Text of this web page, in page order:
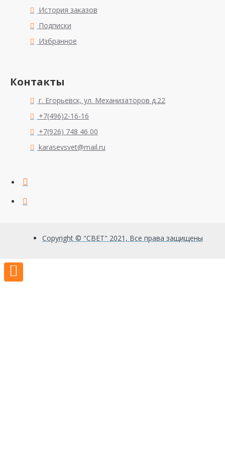
История заказов
Подписки
Избранное
Контакты
г. Егорьевск, ул. Механизаторов д.22
+7(496)2-16-16
+7(926) 748 46 00
karasevsvet@mail.ru
Copyright © "СВЕТ" 2021, Все права защищены